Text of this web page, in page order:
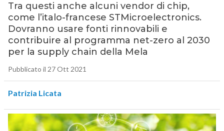
Tra questi anche alcuni vendor di chip,
come l’italo-francese STMicroelectronics.
Dovranno usare fonti rinnovabili e
contribuire al programma net-zero al 2030
per la supply chain della Mela
Pubblicato il 27 Ott 2021
Patrizia Licata